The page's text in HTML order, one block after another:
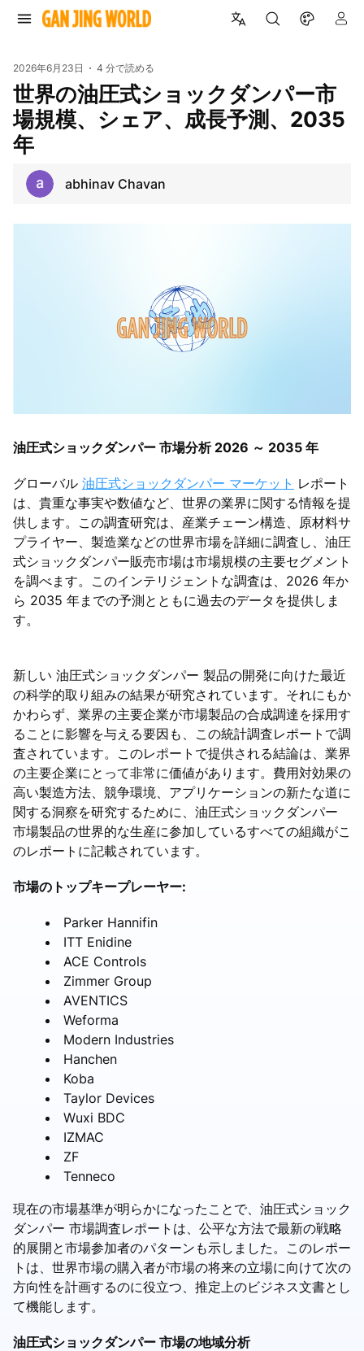
2026年6月23日 4 分で読める
世界の油圧式ショックダンパー市
場規模、シェア、成長予測、2035
年
abhinav Chavan
油圧式ショックダンパー 市場分析 2026 ～ 2035 年
グローバル 油圧式ショックダンパー マーケット レポート
は、貴重な事実や数値など、世界の業界に関する情報を提
供します。この調査研究は、産業チェーン構造、原材料サ
プライヤー、製造業などの世界市場を詳細に調査し、油圧
式ショックダンパー販売市場は市場規模の主要セグメント
を調べます。このインテリジェントな調査は、2026 年か
ら 2035 年までの予測とともに過去のデータを提供しま
す。
新しい 油圧式ショックダンパー 製品の開発に向けた最近
の科学的取り組みの結果が研究されています。それにもか
かわらず、業界の主要企業が市場製品の合成調達を採用す
ることに影響を与える要因も、この統計調査レポートで調
査されています。このレポートで提供される結論は、業界
の主要企業にとって非常に価値があります。費用対効果の
高い製造方法、競争環境、アプリケーションの新たな道に
関する洞察を研究するために、油圧式ショックダンパー
市場製品の世界的な生産に参加しているすべての組織がこ
のレポートに記載されています。
市場のトップキープレーヤー:
Parker Hannifin
ITT Enidine
ACE Controls
Zimmer Group
AVENTICS
Weforma
Modern Industries
Hanchen
Koba
Taylor Devices
Wuxi BDC
IZMAC
ZF
Tenneco
現在の市場基準が明らかになったことで、油圧式ショック
ダンパー 市場調査レポートは、公平な方法で最新の戦略
的展開と市場参加者のパターンも示しました。このレポー
トは、世界市場の購入者が市場の将来の立場に向けて次の
方向性を計画するのに役立つ、推定上のビジネス文書とし
て機能します。
油圧式ショックダンパー 市場の地域分析